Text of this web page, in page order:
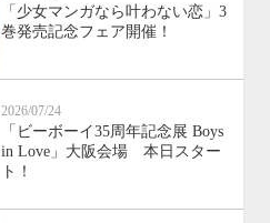
「少女マンガなら叶わない恋」3
巻発売記念フェア開催！
2026/07/24
「ビーボーイ35周年記念展 Boys
in Love」大阪会場 本日スター
ト！